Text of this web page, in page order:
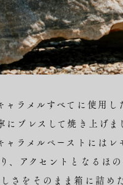
ラメルすべてに使用
プレスして焼き上げま
ラメルペーストには
、アクセントとなるほ
さをそのまま箱に詰